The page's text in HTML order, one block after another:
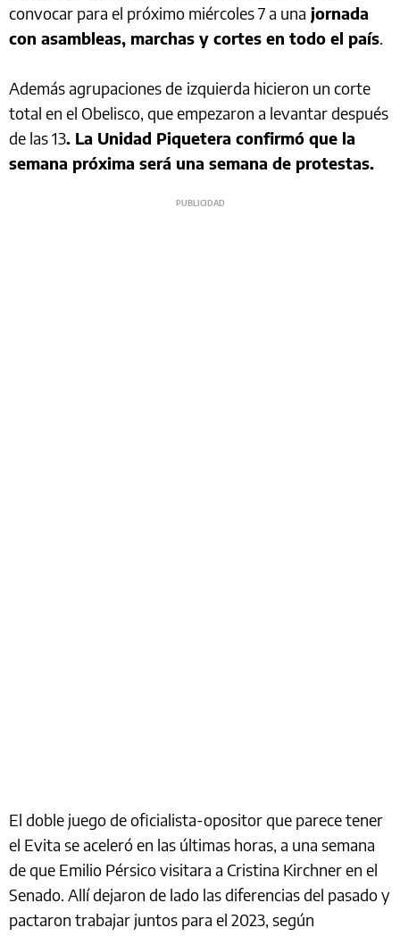
convocar para el próximo miércoles 7 a una jornada
con asambleas, marchas y cortes en todo el país.
Además agrupaciones de izquierda hicieron un corte
total en el Obelisco, que empezaron a levantar después
de las 13. La Unidad Piquetera confirmó que la
semana próxima será una semana de protestas.
El doble juego de oficialista-opositor que parece tener
el Evita se aceleró en las últimas horas, a una semana
de que Emilio Pérsico visitara a Cristina Kirchner en el
Senado. Allí dejaron de lado las diferencias del pasado y
pactaron trabajar juntos para el 2023, según